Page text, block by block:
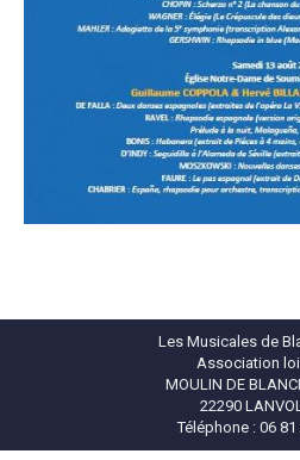
Les Musicales de
Association loi
MOULIN DE
22290
Téléphone : 06 81